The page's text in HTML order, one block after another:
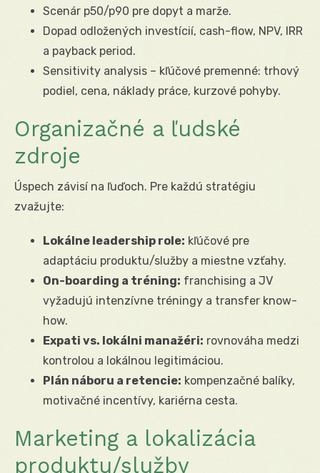
Scenár p50/p90 pre dopyt a marže.
Dopad odložených investícií, cash-flow, NPV, IRR
a payback period.
Sensitivity analysis – kľúčové premenné: trhový
podiel, cena, náklady práce, kurzové pohyby.
Organizačné a ľudské
zdroje
Úspech závisí na ľuďoch. Pre každú stratégiu
zvažujte:
Lokálne leadership role: kľúčové pre
adaptáciu produktu/služby a miestne vzťahy.
On-boarding a tréning: franchising a JV
vyžadujú intenzívne tréningy a transfer know-
how.
Expati vs. lokálni manažéri: rovnováha medzi
kontrolou a lokálnou legitimáciou.
Plán náboru a retencie: kompenzačné balíky,
motivačné incentívy, kariérna cesta.
Marketing a lokalizácia
produktu/služby